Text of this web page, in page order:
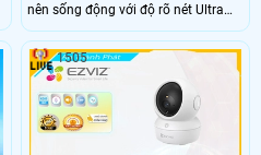
nên sống động với độ rõ nét Ultra
HD từ ngày đến đêm, trong khi
phạm vi bao phủ 360° của nó đảm
bảo không bỏ sót góc nào. Camera
là người giám hộ thông minh của
bạn, sẽ thông báo cho bạn những
hoạt động quan trọng và những
khoảnh khắc đáng nhớ.
1505